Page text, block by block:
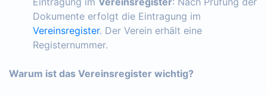
Dokumente erfolgt die Eintragung im
Vereinsregister. Der Verein erhält eine
Registernummer.
Warum ist das Vereinsregister wichtig?